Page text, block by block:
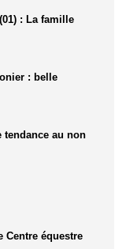
: La famille
: belle
tendance au non
Centre équestre